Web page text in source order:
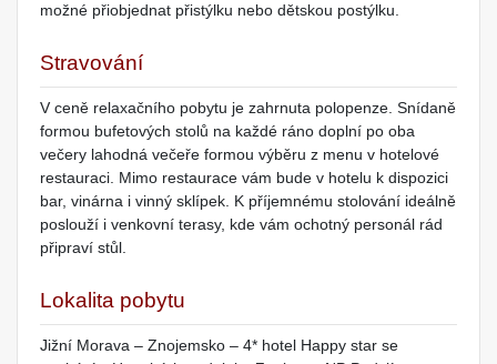
možné přiobjednat přistýlku nebo dětskou postýlku.
Stravování
V ceně relaxačního pobytu je zahrnuta polopenze. Snídaně
formou bufetových stolů na každé ráno doplní po oba
večery lahodná večeře formou výběru z menu v hotelové
restauraci. Mimo restaurace vám bude v hotelu k dispozici
bar, vinárna i vinný sklípek. K příjemnému stolování ideálně
poslouží i venkovní terasy, kde vám ochotný personál rád
připraví stůl.
Lokalita pobytu
Jižní Morava – Znojemsko – 4* hotel Happy star se